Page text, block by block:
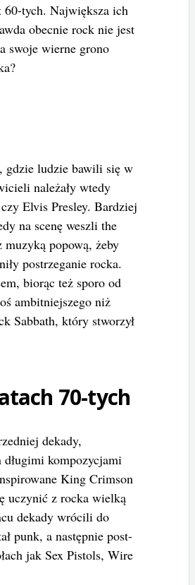
60-tych. Największa ich
obecnie rock nie jest
swoje wierne grono
gdzie ludzie bawili się w
należały wtedy
Elvis Presley. Bardziej
na scenę weszli the
popową, żeby
postrzeganie rocka.
biorąc też sporo od
ambitniejszego niż
Sabbath, który stworzył
70-tych
dekady,
długimi kompozycjami
King Crimson
uczynić z rocka wielką
dekady wrócili do
punk, a następnie post-
jak Sex Pistols, Wire